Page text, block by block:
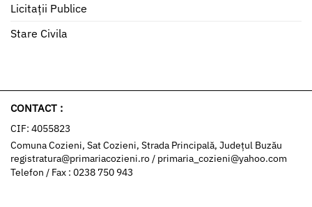
Licitații Publice
Stare Civila
CONTACT :
CIF: 4055823
Comuna Cozieni, Sat Cozieni, Strada Principală, Județul Buzău
registratura@primariacozieni.ro/ primaria_cozieni@yahoo.com
Telefon / Fax : 0238 750 943